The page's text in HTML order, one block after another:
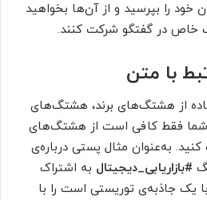
خود را بپرسید و از آن‌ها بخواهید
خاص در گفتگو شرکت کنند.
از هشتگ‌های برند، هشتگ‌های
فقط کافی است از هشتگ‌های
به‌عنوان مثال پستی درباره‌ی
#بازاریابی_دیجیتال به اشتراک
یک جاذبه‌ی توریستی است را با